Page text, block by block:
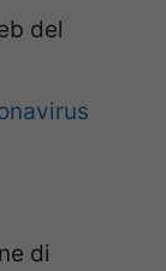
del
di